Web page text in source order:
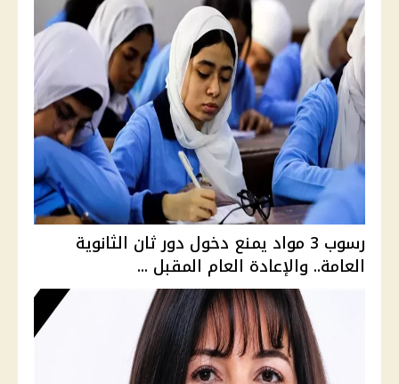
رسوب 3 مواد يمنع دخول دور ثان الثانوية
العامة.. والإعادة العام المقبل ...